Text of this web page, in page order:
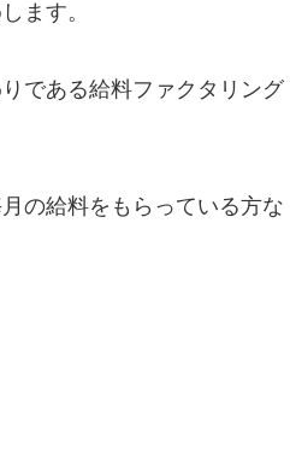
ます。
である給料ファクタリング
の給料をもらっている方な